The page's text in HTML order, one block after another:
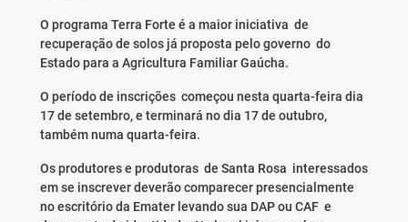
O programa Terra Forte é a maior iniciativa de
recuperação de solos já proposta pelo governo do
Estado para a Agricultura Familiar Gaúcha.
O período de inscrições começou nesta quarta-feira dia
17 de setembro, e terminará no dia 17 de outubro,
também numa quarta-feira.
Os produtores e produtoras de Santa Rosa interessados
em se inscrever deverão comparecer presencialmente
no escritório da Emater levando sua DAP ou CAF e